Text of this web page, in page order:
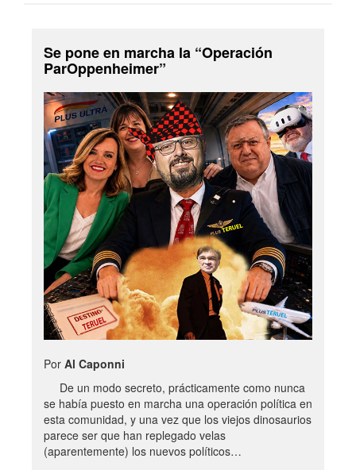
Se pone en marcha la “Operación
ParOppenheimer”
Por Al Caponni
De un modo secreto, prácticamente como nunca
se había puesto en marcha una operación política en
esta comunidad, y una vez que los viejos dinosaurios
parece ser que han replegado velas
(aparentemente) los nuevos políticos…